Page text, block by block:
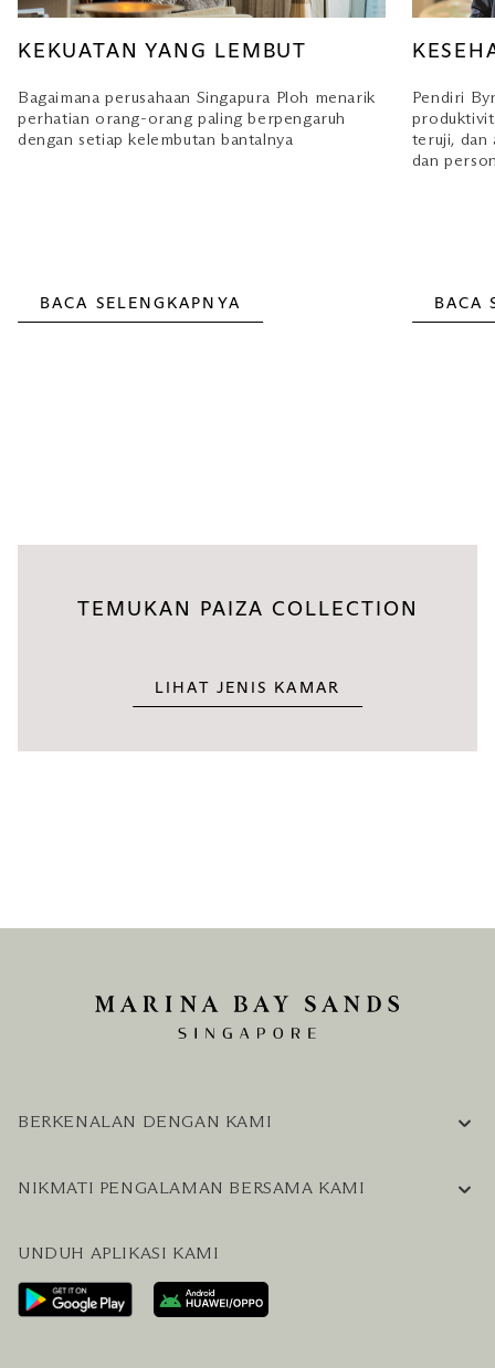
KEKUATAN YANG LEMBUT
Bagaimana perusahaan Singapura Ploh menarik
perhatian orang-orang paling berpengaruh
dengan setiap kelembutan bantalnya
BACA SELENGKAPNYA
Pendiri
teruji, dan
dan
BACA
TEMUKAN PAIZA COLLECTION
LIHAT JENIS KAMAR
BERKENALAN DENGAN KAMI
KARIER
HUBUNGI KAMI
NIKMATI PENGALAMAN BERSAMA KAMI
RENCANAKAN KUNJUNGAN ANDA
LAYANAN PENGUNJUNG & FASILITAS
PAKET LENGKAP HOTEL DAN PENERBANGAN
UNDUH APLIKASI KAMI